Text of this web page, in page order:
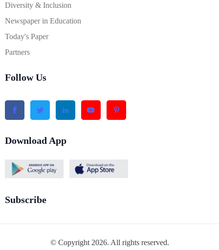
Diversity & Inclusion
Newspaper in Education
Today's Paper
Partners
Follow Us
Download App
Subscribe
© Copyright 2026. All rights reserved.